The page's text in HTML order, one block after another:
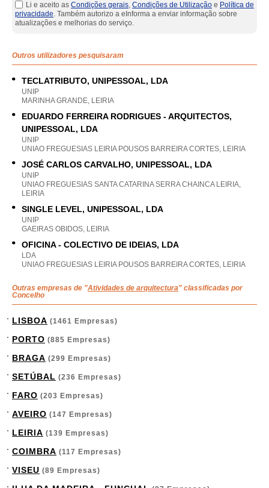
Li e aceito as Condições gerais, Condições de Utilização e Política de
privacidade. Também autorizo a eInforma a enviar informação sobre
atualizações e melhorias do serviço.
Outros utilizadores pesquisaram
TECLATRIBUTO, UNIPESSOAL, LDA
UNIP
MARINHA GRANDE, LEIRIA
EDUARDO FERREIRA RODRIGUES - ARQUITECTOS,
UNIPESSOAL, LDA
UNIP
UNIAO FREGUESIAS LEIRIA POUSOS BARREIRA CORTES, LEIRIA
JOSÉ CARLOS CARVALHO, UNIPESSOAL, LDA
UNIP
UNIAO FREGUESIAS SANTA CATARINA SERRA CHAINCA LEIRIA,
LEIRIA
SINGLE LEVEL, UNIPESSOAL, LDA
UNIP
GAEIRAS OBIDOS, LEIRIA
OFICINA - COLECTIVO DE IDEIAS, LDA
LDA
UNIAO FREGUESIAS LEIRIA POUSOS BARREIRA CORTES, LEIRIA
Outras empresas de "Atividades de arquitectura" classificadas por
Concelho
LISBOA (1461 Empresas)
PORTO (885 Empresas)
BRAGA (299 Empresas)
SETÚBAL (236 Empresas)
FARO (203 Empresas)
AVEIRO (147 Empresas)
LEIRIA (139 Empresas)
COIMBRA (117 Empresas)
VISEU (89 Empresas)